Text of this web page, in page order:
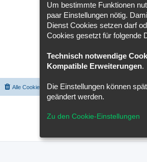
Alle
Cookie-Einstellungen
Alle Cookies löschen
Um bestimmte Funktionen
paar Einstellungen nötig.
Dienst Cookies setzen darf
Cookies gesetzt für folgende
Technisch notwendige
Kompatible Erweiterungen.
Die Einstellungen können
geändert werden.
Zu den Cookie-Einstellungen